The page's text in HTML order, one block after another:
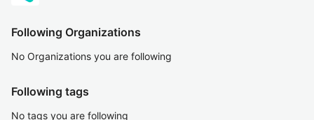
Following Organizations
No Organizations you are following
Following tags
No tags you are following